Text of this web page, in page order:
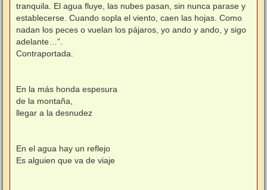
tranquila. El agua fluye, las nubes pasan, sin nunca parase y
establecerse. Cuando sopla el viento, caen las hojas. Como
nadan los peces o vuelan los pájaros, yo ando y ando, y sigo
adelante…”.
Contraportada.
En la más honda espesura
de la montaña,
llegar a la desnudez
En el agua hay un reflejo
Es alguien que va de viaje